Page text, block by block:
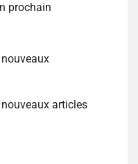
prochain
articles